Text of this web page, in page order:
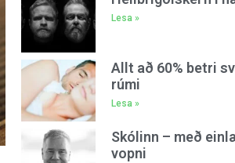
Lesa »
Allt að 60% betri
rúmi
Lesa »
Skólinn – með
vopni